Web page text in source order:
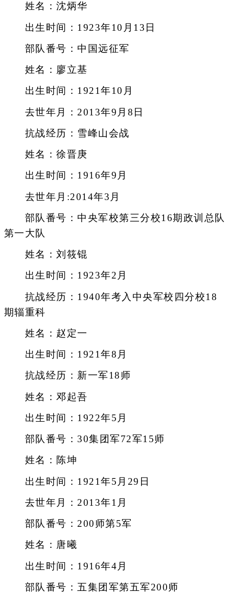
姓名：沈炳华
出生时间：1923年10月13日
部队番号：中国远征军
姓名：廖立基
出生时间：1921年10月
去世年月：2013年9月8日
抗战经历：雪峰山会战
姓名：徐晋庚
出生时间：1916年9月
去世年月:2014年3月
部队番号：中央军校第三分校16期政训总队
第一大队
姓名：刘筱锟
出生时间：1923年2月
抗战经历：1940年考入中央军校四分校18
期辎重科
姓名：赵定一
出生时间：1921年8月
抗战经历：新一军18师
姓名：邓起吾
出生时间：1922年5月
部队番号：30集团军72军15师
姓名：陈坤
出生时间：1921年5月29日
去世年月：2013年1月
部队番号：200师第5军
姓名：唐曦
出生时间：1916年4月
部队番号：五集团军第五军200师